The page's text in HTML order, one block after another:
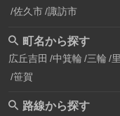
佐久市 諏訪市
町名から探す
広丘吉田 中箕輪 三輪
笹賀
路線から探す